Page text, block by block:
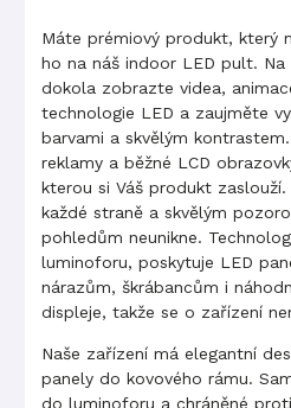
Máte prémiový produkt, který
ho na náš indoor LED pult.
dokola zobrazte videa,
technologie LED a zaujměte
barvami a skvělým
reklamy a běžné LCD
kterou si Váš produkt
každé straně a skvělým
pohledům neunikne.
luminoforu, poskytuje LED
nárazům, škrábancům i
displeje, takže se o zařízení
Naše zařízení má elegantní
panely do kovového rámu.
do luminoforu a chráněné